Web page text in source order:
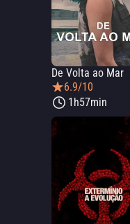
De Volta ao Mar
6.9/10
1h57min